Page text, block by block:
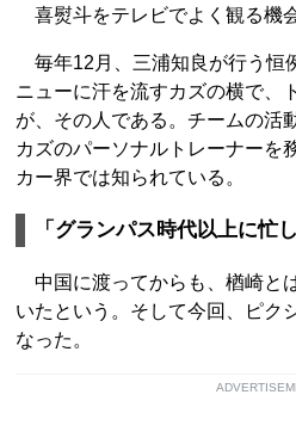
喜熨斗をテレビでよく観る機
毎年12月、三浦知良が行う恒
ニューに汗を流すカズの横で、
が、その人である。チームの活
カズのパーソナルトレーナーを
カー界では知られている。
「グランパス時代以上に忙
中国に渡ってからも、楢崎と
いたという。そして今回、ピク
なった。